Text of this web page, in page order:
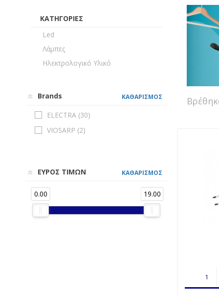
ΚΑΤΗΓΟΡΙΕΣ
Led
Λάμπες
Ηλεκτρολογικό Υλικό
Brands ΚΑΘΑΡΙΣΜΟΣ
ELECTRA (30)
VIOSARP (2)
ΕΥΡΟΣ ΤΙΜΩΝ ΚΑΘΑΡΙΣΜΟΣ
0.00 19.00